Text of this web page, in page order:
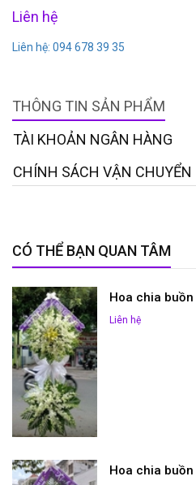
Liên hệ
Liên hệ: 094 678 39 35
THÔNG TIN SẢN PHẨM
TÀI KHOẢN NGÂN HÀNG
CHÍNH SÁCH VẬN CHUYỂN
CÓ THỂ BẠN QUAN TÂM
Hoa chia buồn
Liên hệ
Hoa chia buồn